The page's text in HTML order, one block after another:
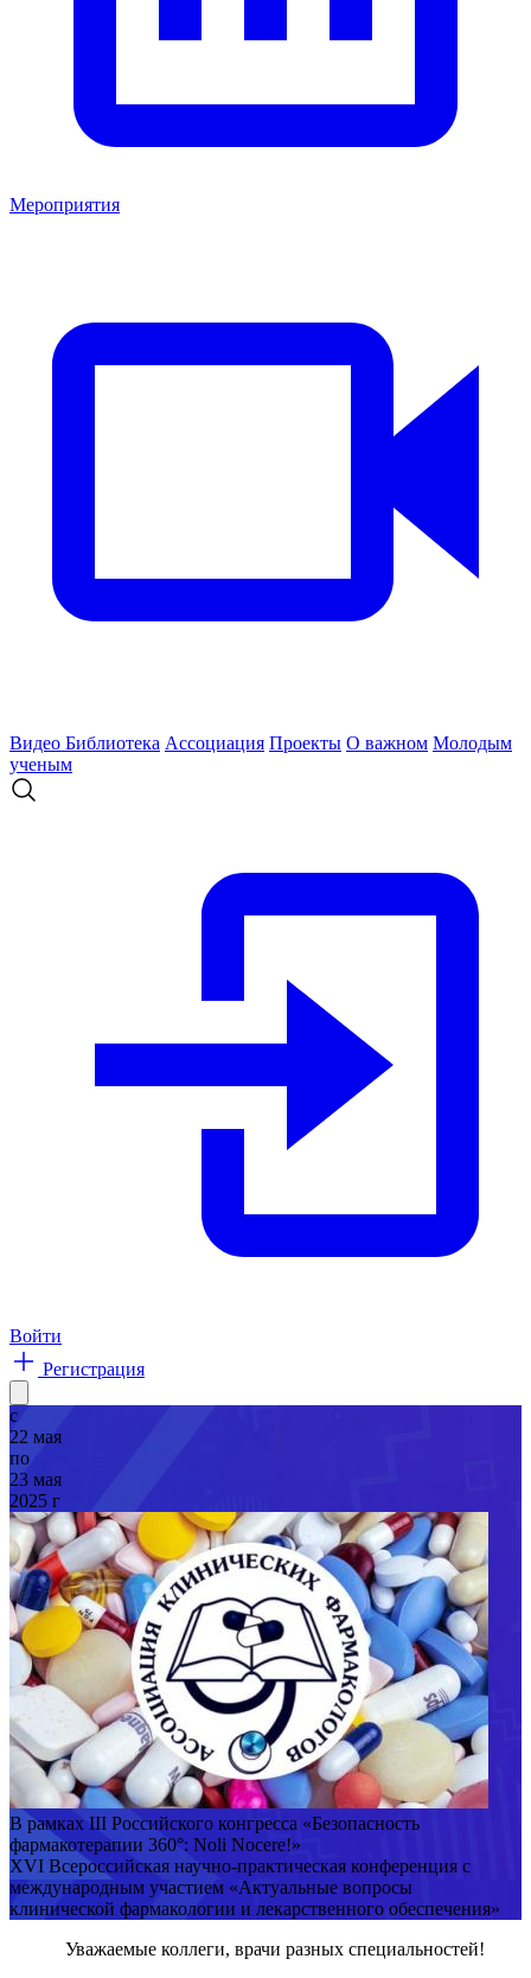
Мероприятия
Видео Библиотека Ассоциация Проекты О важном Молодым
ученым
Войти
Регистрация
с
22 мая
по
23 мая
2025 г
В рамках III Российского конгресса «Безопасность
фармакотерапии 360°: Noli Nocere!»
XVI Всероссийская научно-практическая конференция с
международным участием «Актуальные вопросы
клинической фармакологии и лекарственного обеспечения»
Уважаемые коллеги, врачи разных специальностей!